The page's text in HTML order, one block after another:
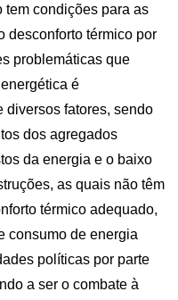
condições para as
desconforto térmico por
problemáticas que
é
diversos fatores, sendo
dos agregados
da energia e o baixo
as quais não têm
térmico adequado,
consumo de energia
políticas por parte
a ser o combate à